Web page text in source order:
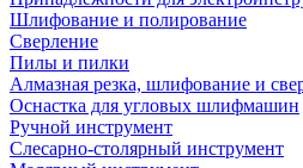
Шлифование и полирование
Сверление
Пилы и пилки
Алмазная резка, шлифование и
Оснастка для угловых шлифмашин
Ручной инструмент
Слесарно-столярный инструмент